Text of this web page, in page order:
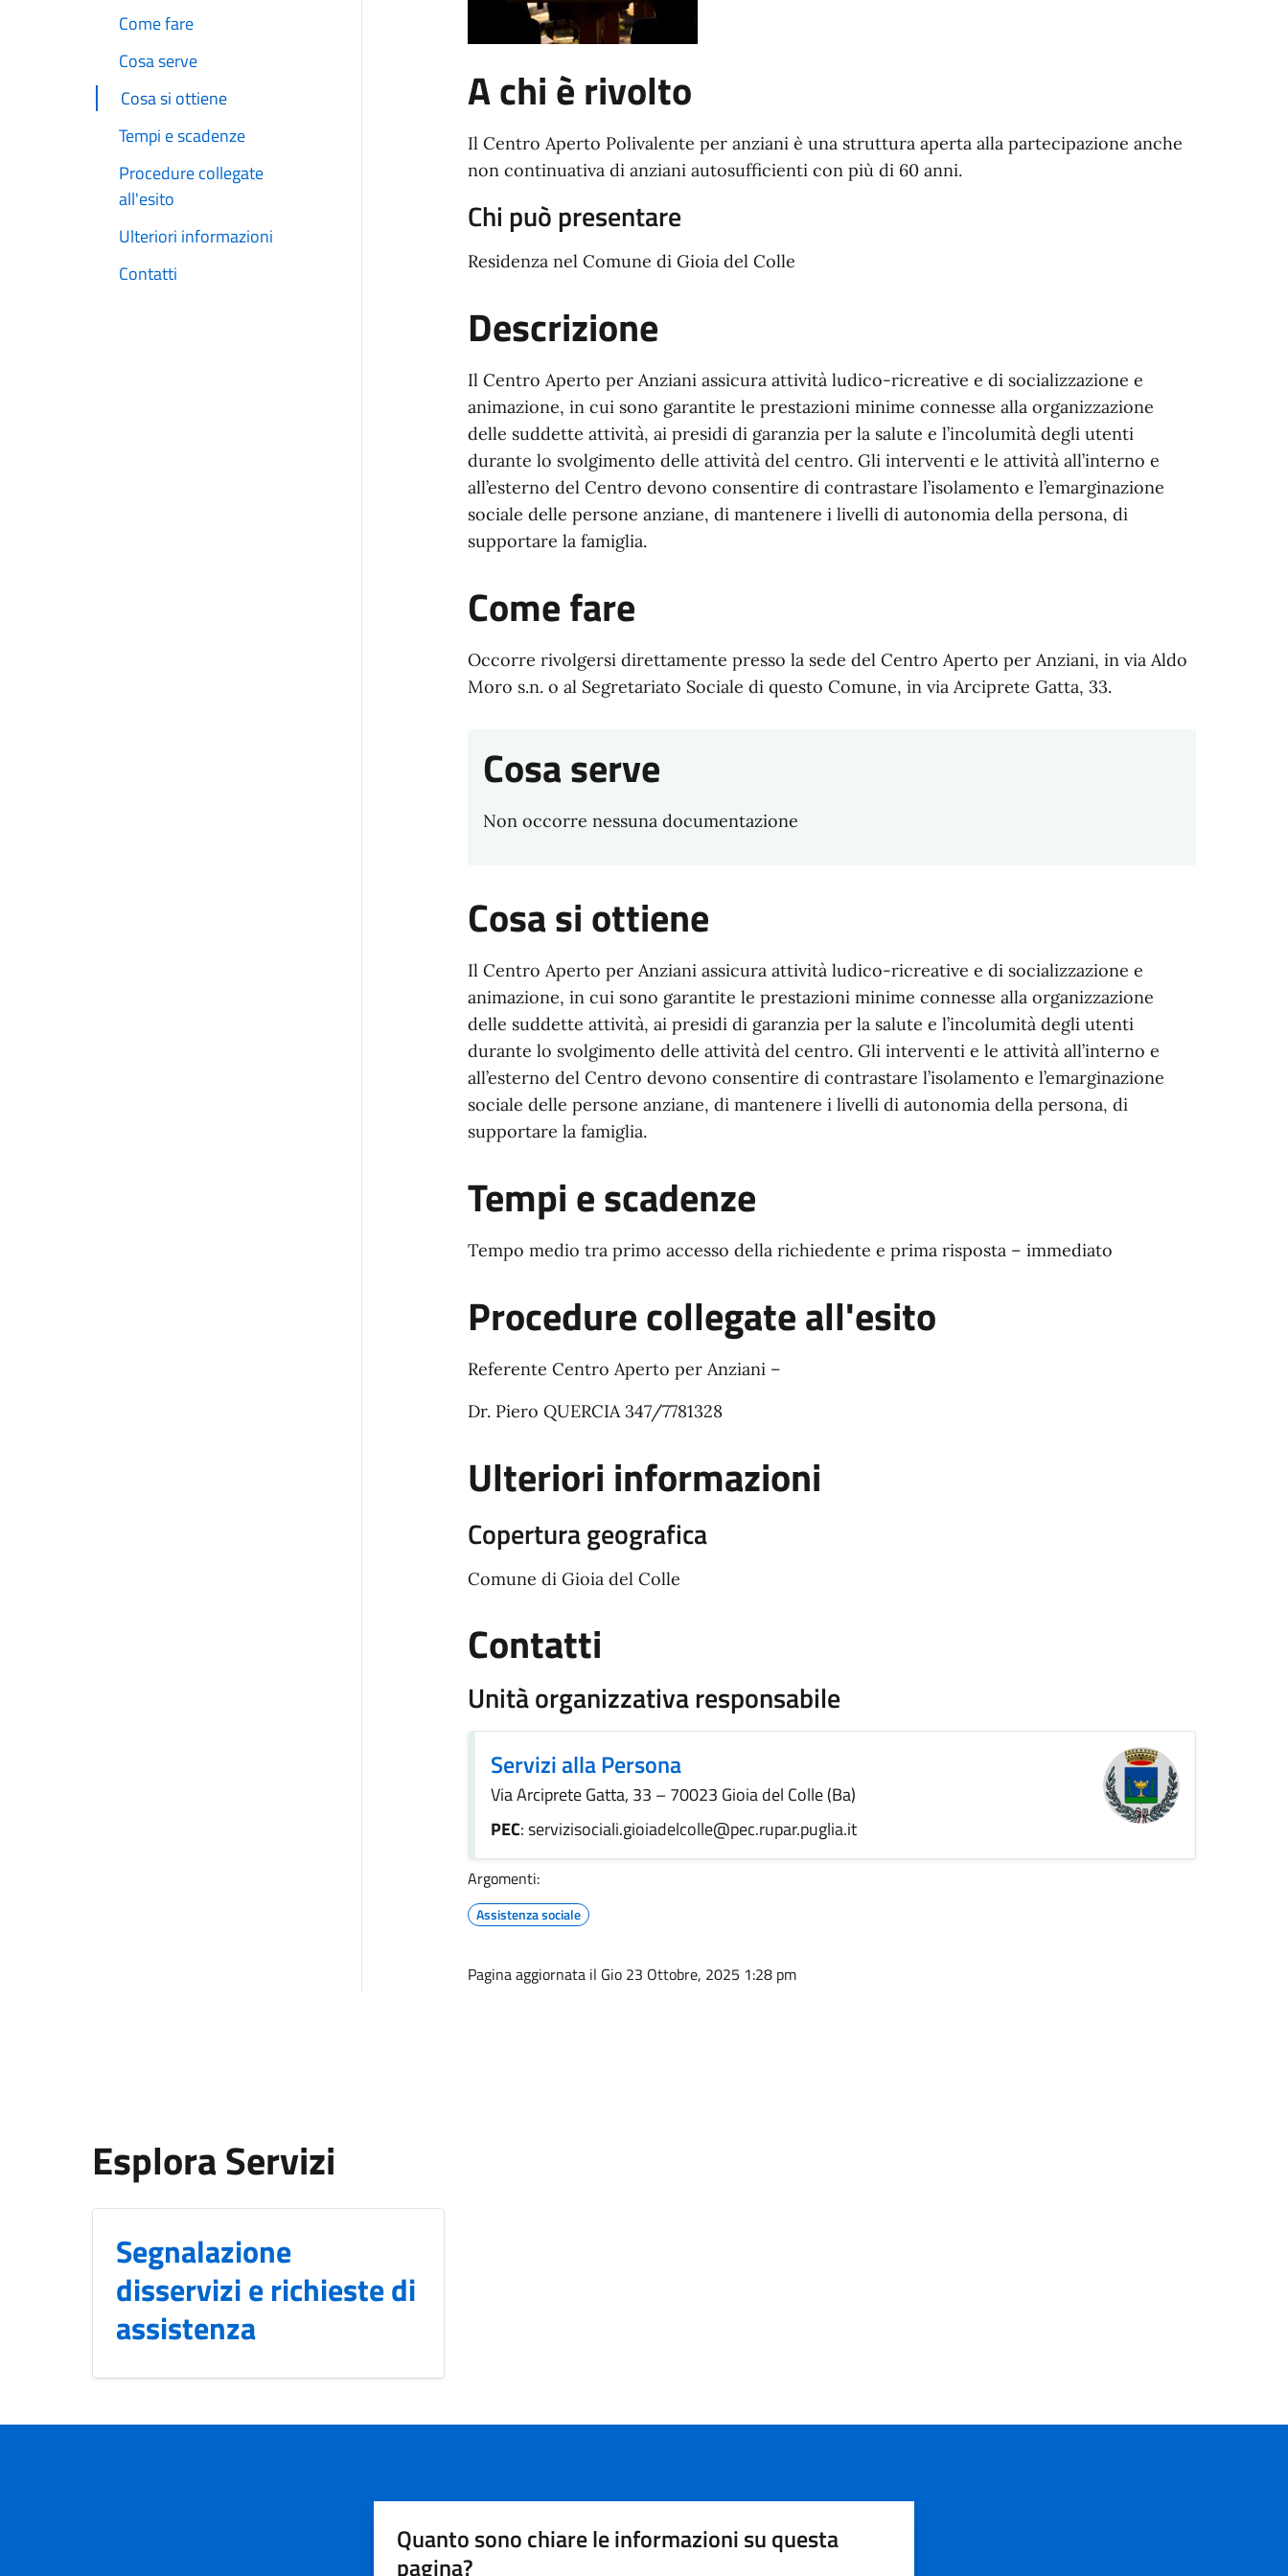
Come fare
Cosa serve
Cosa si ottiene
Tempi e scadenze
Procedure collegate
all'esito
Ulteriori informazioni
Contatti
A chi è rivolto
Il Centro Aperto Polivalente per anziani è una struttura aperta alla partecipazione anche
non continuativa di anziani autosufficienti con più di 60 anni.
Chi può presentare
Residenza nel Comune di Gioia del Colle
Descrizione
Il Centro Aperto per Anziani assicura attività ludico-ricreative e di socializzazione e
animazione, in cui sono garantite le prestazioni minime connesse alla organizzazione
delle suddette attività, ai presidi di garanzia per la salute e l’incolumità degli utenti
durante lo svolgimento delle attività del centro. Gli interventi e le attività all’interno e
all’esterno del Centro devono consentire di contrastare l’isolamento e l’emarginazione
sociale delle persone anziane, di mantenere i livelli di autonomia della persona, di
supportare la famiglia.
Come fare
Occorre rivolgersi direttamente presso la sede del Centro Aperto per Anziani, in via Aldo
Moro s.n. o al Segretariato Sociale di questo Comune, in via Arciprete Gatta, 33.
Cosa serve
Non occorre nessuna documentazione
Cosa si ottiene
Il Centro Aperto per Anziani assicura attività ludico-ricreative e di socializzazione e
animazione, in cui sono garantite le prestazioni minime connesse alla organizzazione
delle suddette attività, ai presidi di garanzia per la salute e l’incolumità degli utenti
durante lo svolgimento delle attività del centro. Gli interventi e le attività all’interno e
all’esterno del Centro devono consentire di contrastare l’isolamento e l’emarginazione
sociale delle persone anziane, di mantenere i livelli di autonomia della persona, di
supportare la famiglia.
Tempi e scadenze
Tempo medio tra primo accesso della richiedente e prima risposta – immediato
Procedure collegate all'esito
Referente Centro Aperto per Anziani –
Dr. Piero QUERCIA 347/7781328
Ulteriori informazioni
Copertura geografica
Comune di Gioia del Colle
Contatti
Unità organizzativa responsabile
Servizi alla Persona
Via Arciprete Gatta, 33 – 70023 Gioia del Colle (Ba)
PEC: servizisociali.gioiadelcolle@pec.rupar.puglia.it
Argomenti:
Assistenza sociale
Pagina aggiornata il Gio 23 Ottobre, 2025 1:28 pm
Esplora Servizi
Segnalazione
disservizi e richieste di
assistenza
Quanto sono chiare le informazioni su questa
pagina?